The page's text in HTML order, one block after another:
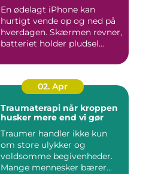
En ødelagt iPhone kan
hurtigt vende op og ned på
hverdagen. Skærmen revner,
batteriet holder pludsel...
02. Apr
Traumaterapi når kroppen
husker mere end vi gør
Traumer handler ikke kun
om store ulykker og
voldsomme begivenheder.
Mange mennesker bærer